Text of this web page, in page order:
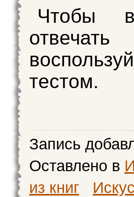
Чтобы
тестом.
Запись
Оставлено в
из книг